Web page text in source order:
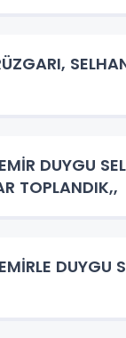
DUYGU
TOPLANDIK,,